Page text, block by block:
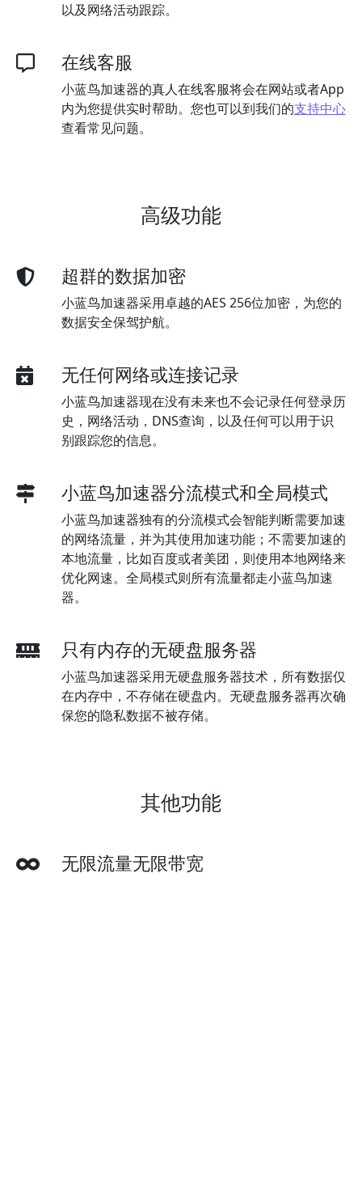
以及网络活动跟踪。
在线客服
小蓝鸟加速器的真人在线客服将会在网站或者App
内为您提供实时帮助。您也可以到我们的支持中心
查看常见问题。
高级功能
超群的数据加密
小蓝鸟加速器采用卓越的AES 256位加密，为您的
数据安全保驾护航。
无任何网络或连接记录
小蓝鸟加速器现在没有未来也不会记录任何登录历
史，网络活动，DNS查询，以及任何可以用于识
别跟踪您的信息。
小蓝鸟加速器分流模式和全局模式
小蓝鸟加速器独有的分流模式会智能判断需要加速
的网络流量，并为其使用加速功能；不需要加速的
本地流量，比如百度或者美团，则使用本地网络来
优化网速。全局模式则所有流量都走小蓝鸟加速
器。
只有内存的无硬盘服务器
小蓝鸟加速器采用无硬盘服务器技术，所有数据仅
在内存中，不存储在硬盘内。无硬盘服务器再次确
保您的隐私数据不被存储。
其他功能
无限流量无限带宽